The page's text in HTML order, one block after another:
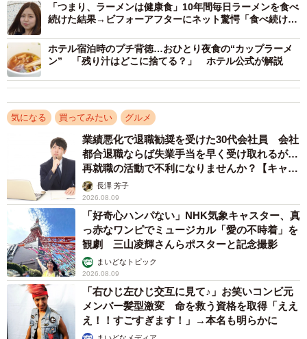
で見覚えのある“業務用ピッチャー”が入っていたのだそう。
「完全にラーメン屋のソレだ…と即座に気づきました。そ
して、とにかくデカい。存在感がすごすぎて、思わず笑っ
てしまいました」
このピッチャーを贈ってくれたのは、SNSを通してつなが
った長年のフォロワーの一人なのだとか。
「思いついたように食料品や雑貨を送ってくれる方で、今
回は『自分の家に置くのはちょっと躊躇するから、こちの
家に送ってみた』そうです。まるで実験されてる気分です
（笑）」
なんかアドバイスもきた
熱中症対策にはいいかも pic.twitter.com/BjTvkcWR1N
— こち (@cochi_wan)July 8, 2025
「つまり、ラーメンは健康食」10年間毎日ラーメンを食べ
続けた結果→ビフォーアフターにネット驚愕「食べ続ける
ホテル宿泊時のプチ背徳…おひとり夜食の“カップラーメ
ン” 「残り汁はどこに捨てる？」 ホテル公式が解説
気になる 買ってみたい グルメ
業績悪化で退職勧奨を受けた30代会社員 会社
都合退職ならば失業手当を早く受け取れるが…
再就職の活動で不利になりませんか？【キャリ
アカウンセラーが解説】
長澤 芳子
2026.08.09
「好奇心ハンパない」NHK気象キャスター、真
っ赤なワンピでミュージカル「愛の不時着」を
観劇 三山凌輝さんらポスターと記念撮影
まいどなトピック
2026.08.09
「右ひじ左ひじ交互に見て♪」お笑いコンビ元
メンバー髪型激変 命を救う資格を取得「ええ
え！！すごすぎます！」→本名も明らかに